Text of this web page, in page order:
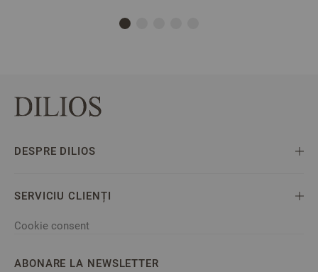
DESPRE DILIOS
SERVICIU CLIENȚI
Cookie consent
ABONARE LA NEWSLETTER